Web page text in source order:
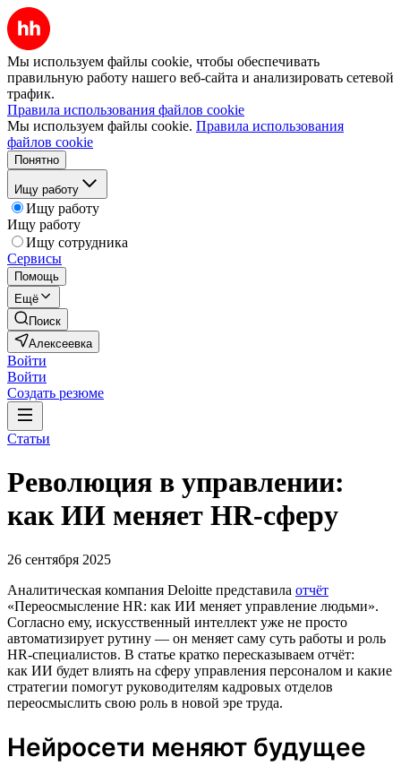
Мы используем файлы cookie, чтобы обеспечивать
правильную работу нашего веб-сайта и анализировать сетевой
трафик.
Правила использования файлов cookie
Мы используем файлы cookie. Правила использования
файлов cookie
Понятно
Ищу работу
Ищу работу
Ищу работу
Ищу сотрудника
Сервисы
Помощь
Ещё
Поиск
Алексеевка
Войти
Войти
Создать резюме
Статьи
Революция в управлении:
как ИИ меняет HR-сферу
26 сентября 2025
Аналитическая компания Deloitte представила отчёт
«Переосмысление HR: как ИИ меняет управление людьми».
Согласно ему, искусственный интеллект уже не просто
автоматизирует рутину — он меняет саму суть работы и роль
HR-специалистов. В статье кратко пересказываем отчёт:
как ИИ будет влиять на сферу управления персоналом и какие
стратегии помогут руководителям кадровых отделов
переосмыслить свою роль в новой эре труда.
Нейросети меняют будущее